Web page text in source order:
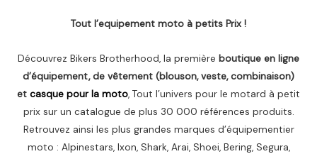
Tout l’equipement moto à petits Prix !
Découvrez Bikers Brotherhood, la première boutique en ligne
d’équipement, de vêtement (blouson, veste, combinaison)
et casque pour la moto, Tout l’univers pour le motard à petit
prix sur un catalogue de plus 30 000 références produits.
Retrouvez ainsi les plus grandes marques d’équipementier
moto : Alpinestars, Ixon, Shark, Arai, Shoei, Bering, Segura,